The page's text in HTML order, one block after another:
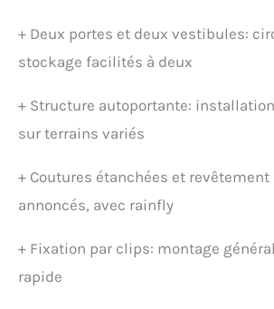
+ Deux portes et deux vestibules:
stockage facilités à deux
+ Structure autoportante:
sur terrains variés
+ Coutures étanchées et
annoncés, avec rainfly
+ Fixation par clips: montage
rapide